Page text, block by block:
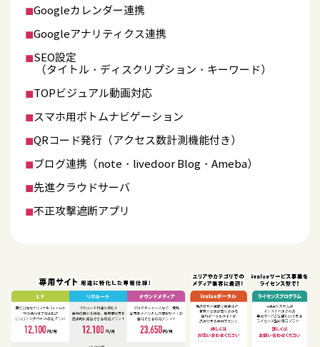
◼︎Googleカレンダー連携
◼︎Googleアナリティクス連携
◼︎SEO設定
（タイトル・ディスクリプション・キーワード）
◼︎TOPビジュアル動画対応
◼︎スマホ用ボトムナビゲーション
◼︎QRコード発行（アクセス数計測機能付き）
◼︎ブログ連携（note・livedoor Blog・Ameba）
◼︎先進クラウドサーバ
◼︎不正攻撃遮断アプリ